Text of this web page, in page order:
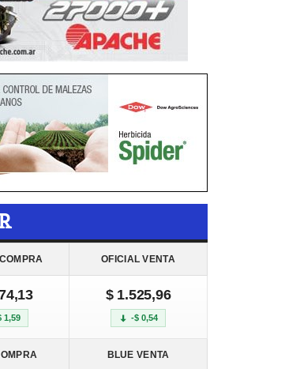
OFICIAL VENTA
1,59
$ 1.525,96
-$ 0,54
BLUE VENTA